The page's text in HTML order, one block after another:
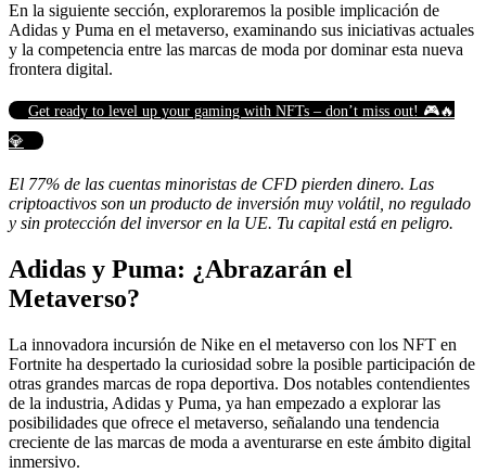
En la siguiente sección, exploraremos la posible implicación de
Adidas y Puma en el metaverso, examinando sus iniciativas actuales
y la competencia entre las marcas de moda por dominar esta nueva
frontera digital.
Get ready to level up your gaming with NFTs – don’t miss out! 🎮🔥
💎
El 77% de las cuentas minoristas de CFD pierden dinero. Las
criptoactivos son un producto de inversión muy volátil, no regulado
y sin protección del inversor en la UE. Tu capital está en peligro.
Adidas y Puma: ¿Abrazarán el
Metaverso?
La innovadora incursión de Nike en el metaverso con los NFT en
Fortnite ha despertado la curiosidad sobre la posible participación de
otras grandes marcas de ropa deportiva. Dos notables contendientes
de la industria, Adidas y Puma, ya han empezado a explorar las
posibilidades que ofrece el metaverso, señalando una tendencia
creciente de las marcas de moda a aventurarse en este ámbito digital
inmersivo.